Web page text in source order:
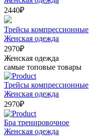
2440₽
Трейсы компрессионные
Женская одежда
2970₽
Женская одежда
самые топовые товары
Трейсы компрессионные
Женская одежда
2970₽
Бра тренировочное
Женская одежда